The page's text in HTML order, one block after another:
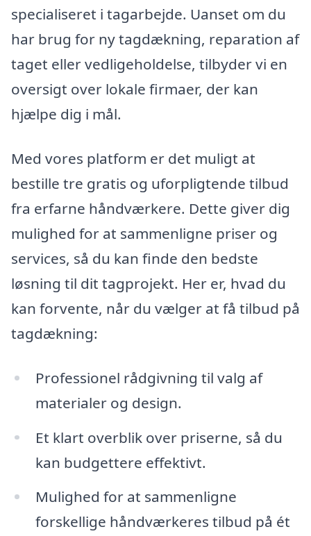
specialiseret i tagarbejde. Uanset om du
har brug for ny tagdækning, reparation af
taget eller vedligeholdelse, tilbyder vi en
oversigt over lokale firmaer, der kan
hjælpe dig i mål.
Med vores platform er det muligt at
bestille tre gratis og uforpligtende tilbud
fra erfarne håndværkere. Dette giver dig
mulighed for at sammenligne priser og
services, så du kan finde den bedste
løsning til dit tagprojekt. Her er, hvad du
kan forvente, når du vælger at få tilbud på
tagdækning:
Professionel rådgivning til valg af
materialer og design.
Et klart overblik over priserne, så du
kan budgettere effektivt.
Mulighed for at sammenligne
forskellige håndværkeres tilbud på ét